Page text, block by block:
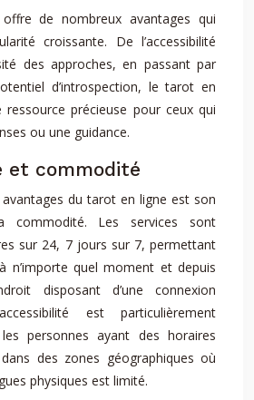
de nombreux avantages qui
croissante. De l’accessibilité
des approches, en passant par
d’introspection, le tarot en
précieuse pour ceux qui
ou une guidance.
et commodité
avantages du tarot en ligne est son
commodité. Les services sont
sur 24, 7 jours sur 7, permettant
n’importe quel moment et depuis
disposant d’une connexion
est particulièrement
personnes ayant des horaires
des zones géographiques où
physiques est limité.